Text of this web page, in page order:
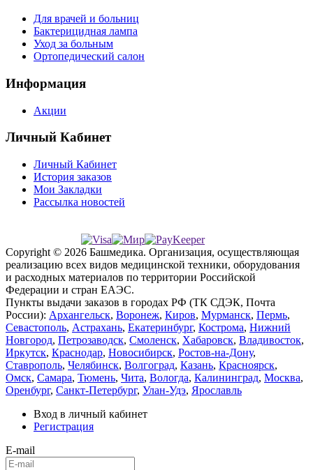
Для врачей и больниц
Бактерицидная лампа
Уход за больным
Ортопедический салон
Информация
Акции
Личный Кабинет
Личный Кабинет
История заказов
Мои Закладки
Рассылка новостей
Copyright © 2026 Башмедика. Организация, осуществляющая
реализацию всех видов медицинской техники, оборудования
и расходных материалов по территории Российской
Федерации и стран ЕАЭС.
Пункты выдачи заказов в городах РФ (ТК СДЭК, Почта
России): Архангельск, Воронеж, Киров, Мурманск, Пермь,
Севастополь, Астрахань, Екатеринбург, Кострома, Нижний
Новгород, Петрозаводск, Смоленск, Хабаровск, Владивосток,
Иркутск, Краснодар, Новосибирск, Ростов-на-Дону,
Ставрополь, Челябинск, Волгоград, Казань, Красноярск,
Омск, Самара, Тюмень, Чита, Вологда, Калининград, Москва,
Оренбург, Санкт-Петербург, Улан-Удэ, Ярославль
Вход в личный кабинет
Регистрация
E-mail